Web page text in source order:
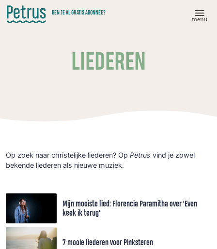
Doorgaan
naar
hoofdinhoud
BEN JE AL GRATIS ABONNEE?
menu
LIEDEREN
Op zoek naar christelijke liederen? Op Petrus vind je zowel
bekende liederen als nieuwe muziek.
Mijn mooiste lied: Florencia Paramitha over ‘Even
keek ik terug’
7 mooie liederen voor Pinksteren